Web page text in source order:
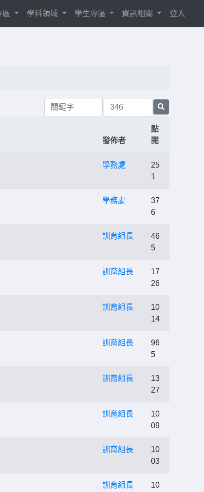
區 學科領域 學生專區 資訊相關 登入
發佈者
點
閱
學務處
25
1
學務處
37
6
訓育組長
46
5
訓育組長
17
26
訓育組長
10
14
訓育組長
96
5
訓育組長
13
27
訓育組長
10
09
訓育組長
10
03
訓育組長
10